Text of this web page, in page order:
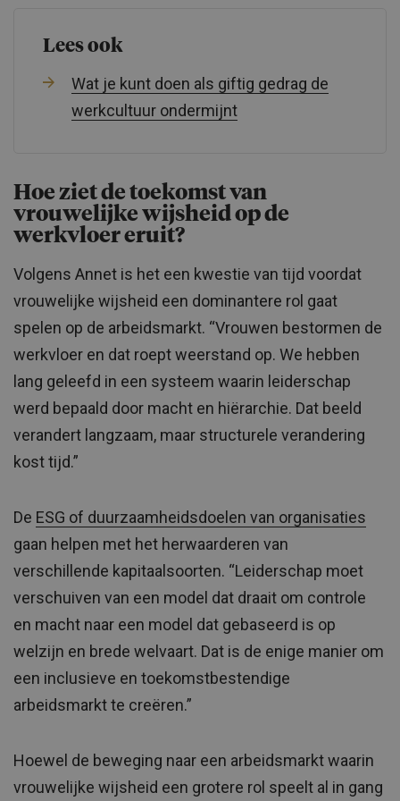
Lees ook
Wat je kunt doen als giftig gedrag de
werkcultuur ondermijnt
Hoe ziet de toekomst van
vrouwelijke wijsheid op de
werkvloer eruit?
Volgens Annet is het een kwestie van tijd voordat
vrouwelijke wijsheid een dominantere rol gaat
spelen op de arbeidsmarkt. “Vrouwen bestormen de
werkvloer en dat roept weerstand op. We hebben
lang geleefd in een systeem waarin leiderschap
werd bepaald door macht en hiërarchie. Dat beeld
verandert langzaam, maar structurele verandering
kost tijd.”
De ESG of duurzaamheidsdoelen van organisaties
gaan helpen met het herwaarderen van
verschillende kapitaalsoorten. “Leiderschap moet
verschuiven van een model dat draait om controle
en macht naar een model dat gebaseerd is op
welzijn en brede welvaart. Dat is de enige manier om
een inclusieve en toekomstbestendige
arbeidsmarkt te creëren.”
Hoewel de beweging naar een arbeidsmarkt waarin
vrouwelijke wijsheid een grotere rol speelt al in gang